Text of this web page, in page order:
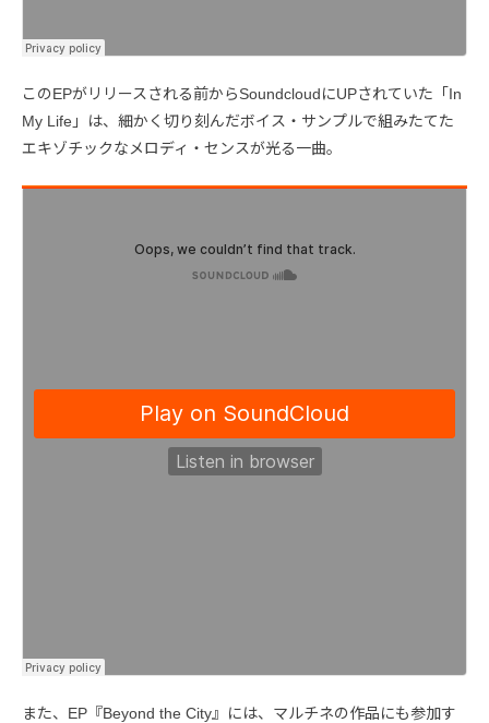
このEPがリリースされる前からSoundcloudにUPされていた「In
My Life」は、細かく切り刻んだボイス・サンプルで組みたてた
エキゾチックなメロディ・センスが光る一曲。
また、EP『Beyond the City』には、マルチネの作品にも参加す